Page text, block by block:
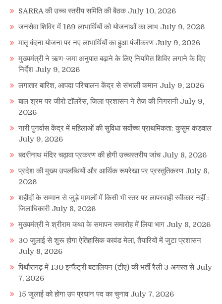
SARRA की उच्च स्तरीय समिति की बैठक July 10, 2026
जनसेवा शिविर में 169 लाभार्थियों को योजनाओं का लाभ July 9, 2026
मातृ वंदना योजना पर नए लाभार्थियों का हुआ पंजीकरण July 9, 2026
मुख्यमंत्री ने ऋण-जमा अनुपात बढ़ाने के लिए नियमित शिविर लगाने के दिए
निर्देश July 9, 2026
लगातार बारिश, आपदा परिचालन केंद्र से संभाली कमान July 9, 2026
बाल श्रम पर जीरो टॉलरेंस, जिला प्रशासन ने तेज की निगरानी July 9,
2026
नारी पुनर्वास केंद्र में महिलाओं की सुविधा सर्वोच्च प्राथमिकता: कुसुम कंडवाल
July 9, 2026
बदरीनाथ मंदिर चढ़ावा प्रकरण की होगी उच्चस्तरीय जांच July 8, 2026
प्रदेश की मुख्य उपलब्धियों और आर्थिक रूपरेखा पर प्रस्तुतिकरण July 8,
2026
शहीदों के सम्मान से जुड़े मामलों में किसी भी स्तर पर लापरवाही स्वीकार नहीं :
जिलाधिकारी July 8, 2026
मुख्यमंत्री ने श्रीराम कथा के समापन समारोह में लिया भाग July 8, 2026
30 जुलाई से शुरू होगा ऐतिहासिक कावंड मेला, तैयारियों में जुटा प्रशासन
July 8, 2026
पिथौरागढ़ में 130 इन्फैंट्री बटालियन (टीए) की भर्ती रैली 3 अगस्त से July
7, 2026
15 जुलाई को होगा उप प्रधान पद का चुनाव July 7, 2026